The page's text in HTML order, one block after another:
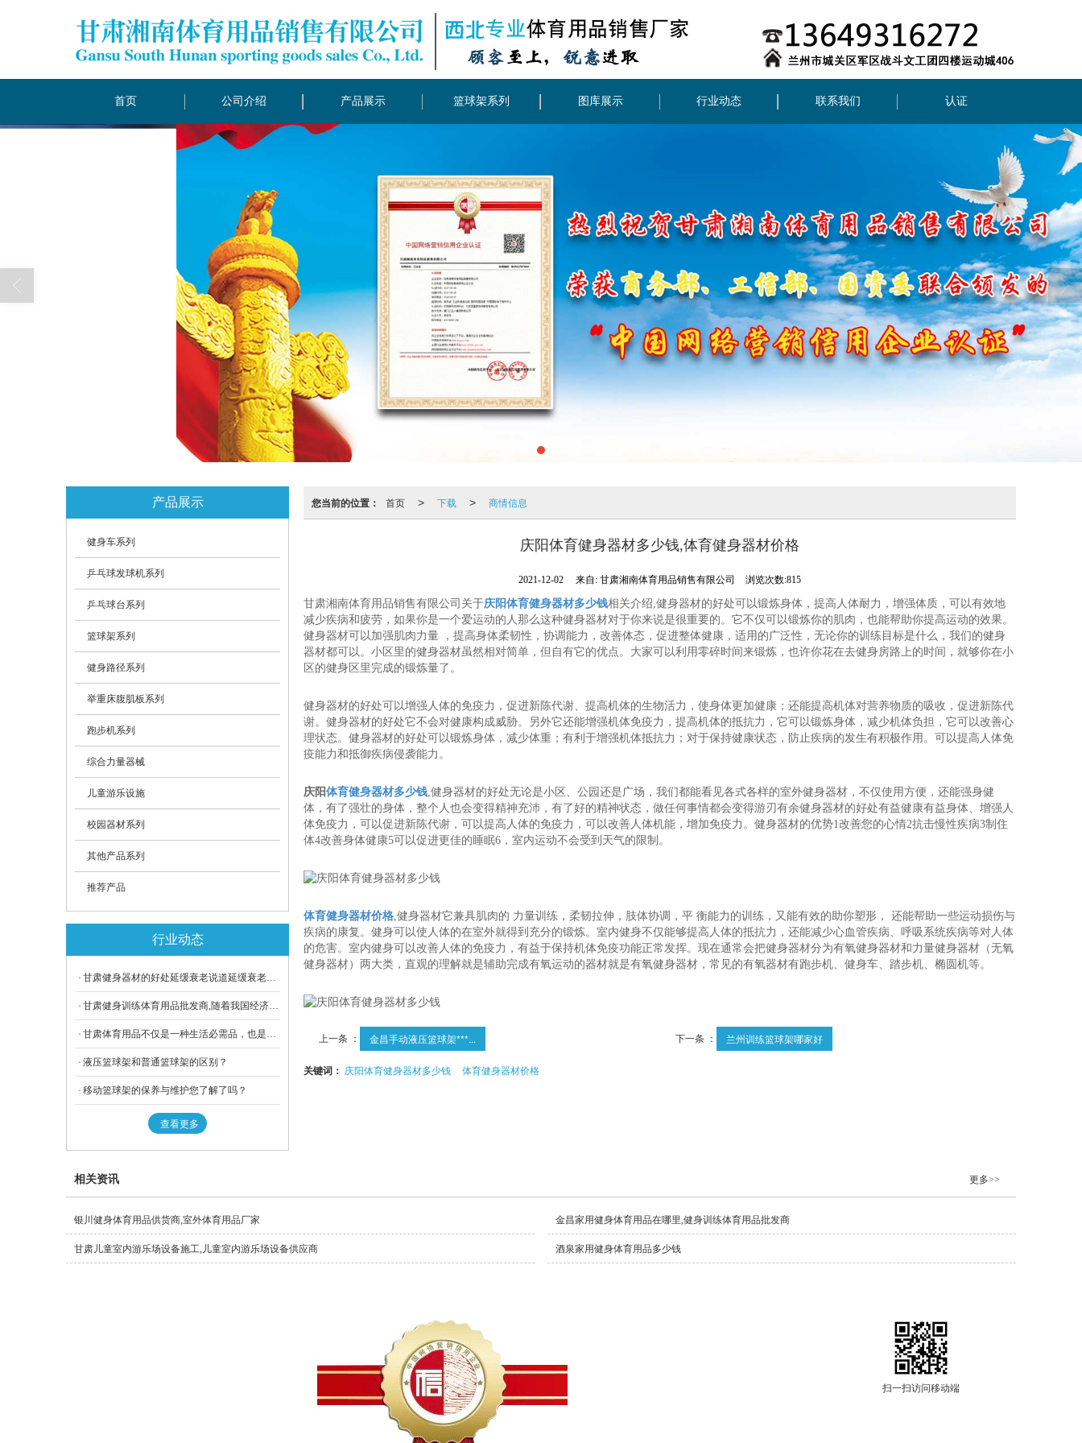
首页 公司介绍 产品展示 篮球架系列 图库展示 行业动态 联系我们 认证
您当前的位置： 首页 > 下载 > 商情信息
庆阳体育健身器材多少钱,体育健身器材价格
2021-12-02 来自: 甘肃湘南体育用品销售有限公司 浏览次数:815
甘肃湘南体育用品销售有限公司关于庆阳体育健身器材多少钱相关介绍,健身器材的好处可以锻炼身体，提高人体耐力，增强体质，可以有效地
减少疾病和疲劳，如果你是一个爱运动的人那么这种健身器材对于你来说是很重要的。它不仅可以锻炼你的肌肉，也能帮助你提高运动的效果。
健身器材可以加强肌肉力量 ，提高身体柔韧性，协调能力，改善体态，促进整体健康，适用的广泛性，无论你的训练目标是什么，我们的健身
器材都可以。小区里的健身器材虽然相对简单，但自有它的优点。大家可以利用零碎时间来锻炼，也许你花在去健身房路上的时间，就够你在小
区的健身区里完成的锻炼量了。
健身器材的好处可以增强人体的免疫力，促进新陈代谢、提高机体的生物活力，使身体更加健康；还能提高机体对营养物质的吸收，促进新陈代
谢。健身器材的好处它不会对健康构成威胁。另外它还能增强机体免疫力，提高机体的抵抗力，它可以锻炼身体，减少机体负担，它可以改善心
理状态。健身器材的好处可以锻炼身体，减少体重；有利于增强机体抵抗力；对于保持健康状态，防止疾病的发生有积极作用。可以提高人体免
疫能力和抵御疾病侵袭能力。
庆阳体育健身器材多少钱,健身器材的好处无论是小区、公园还是广场，我们都能看见各式各样的室外健身器材，不仅使用方便，还能强身健
体，有了强壮的身体，整个人也会变得精神充沛，有了好的精神状态，做任何事情都会变得游刃有余健身器材的好处有益健康有益身体、增强人
体免疫力，可以促进新陈代谢，可以提高人体的免疫力，可以改善人体机能，增加免疫力。健身器材的优势1改善您的心情2抗击慢性疾病3制住
体4改善身体健康5可以促进更佳的睡眠6，室内运动不会受到天气的限制。
体育健身器材价格,健身器材它兼具肌肉的 力量训练，柔韧拉伸，肢体协调，平 衡能力的训练，又能有效的助你塑形， 还能帮助一些运动损伤与
疾病的康复。健身可以使人体的在室外就得到充分的锻炼。室内健身不仅能够提高人体的抵抗力，还能减少心血管疾病、呼吸系统疾病等对人体
的危害。室内健身可以改善人体的免疫力，有益于保持机体免疫功能正常发挥。现在通常会把健身器材分为有氧健身器材和力量健身器材（无氧
健身器材）两大类，直观的理解就是辅助完成有氧运动的器材就是有氧健身器材，常见的有氧器材有跑步机、健身车、踏步机、椭圆机等。
上一条 ： 金昌手动液压篮球架***... 下一条 ： 兰州训练篮球架哪家好
关键词： 庆阳体育健身器材多少钱 体育健身器材价格
产品展示
健身车系列
乒乓球发球机系列
乒乓球台系列
篮球架系列
健身路径系列
举重床腹肌板系列
跑步机系列
综合力量器械
儿童游乐设施
校园器材系列
其他产品系列
推荐产品
行业动态
甘肃健身器材的好处延缓衰老说道延缓衰老，可能有的人不以为然，但通过健身能使自己的分泌处于一个比较高的水平,长时间下来可以达到延缓衰老的效果.健身器材虽然相对简单，但自有它的优点。
甘肃​健身训练体育用品批发商,随着我国经济发展和社会的进步，兰州体育用品行业将成为我国较具发展潜力、增长空间较大、竞争力较强的朝阳产业。
甘肃体育用品不仅是一种生活必需品，也是一个产业。随着我国经济的发展和人民生活水平的提高，兰州体育用品市场将进入快速发展期体育用品市场的快速增长，为我国体育用品行业发展提供了强劲动力。
液压篮球架和普通篮球架的区别？
移动篮球架的保养与维护您了解了吗？
查看更多
相关资讯 更多>>
银川健身体育用品供货商,室外体育用品厂家 金昌家用健身体育用品在哪里,健身训练体育用品批发商
甘肃儿童室内游乐场设备施工,儿童室内游乐场设备供应商 酒泉家用健身体育用品多少钱
扫一扫访问移动端